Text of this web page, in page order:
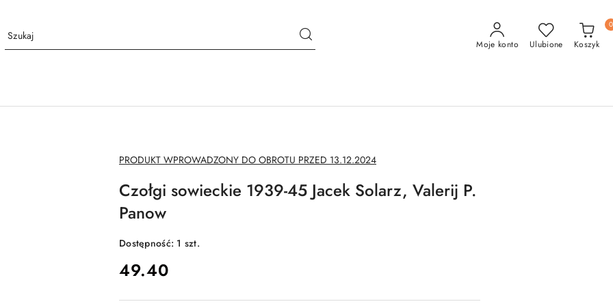
Moje konto Ulubione Koszyk
0
NAZWA
PRODUCENTA:
PRODUKT WPROWADZONY DO OBROTU PRZED 13.12.2024
Czołgi sowieckie 1939-45 Jacek Solarz, Valerij P.
Panow
Dostępność: 1 szt.
cena:
49.40